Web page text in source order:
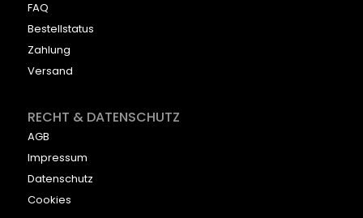
FAQ
Bestellstatus
Zahlung
Versand
RECHT & DATENSCHUTZ
AGB
Impressum
Datenschutz
Cookies